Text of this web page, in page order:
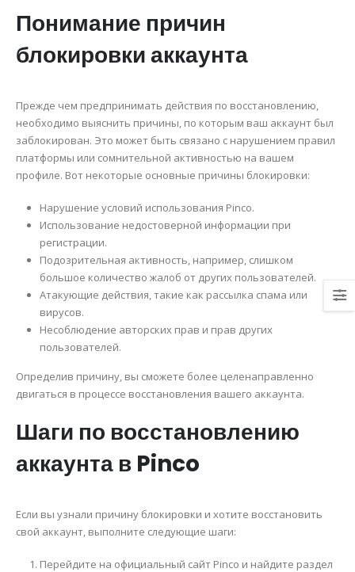
Понимание причин
блокировки аккаунта
Прежде чем предпринимать действия по восстановлению,
необходимо выяснить причины, по которым ваш аккаунт был
заблокирован. Это может быть связано с нарушением правил
платформы или сомнительной активностью на вашем
профиле. Вот некоторые основные причины блокировки:
Нарушение условий использования Pinco.
Использование недостоверной информации при
регистрации.
Подозрительная активность, например, слишком
большое количество жалоб от других пользователей.
Атакующие действия, такие как рассылка спама или
вирусов.
Несоблюдение авторских прав и прав других
пользователей.
Определив причину, вы сможете более целенаправленно
двигаться в процессе восстановления вашего аккаунта.
Шаги по восстановлению
аккаунта в Pinco
Если вы узнали причину блокировки и хотите восстановить
свой аккаунт, выполните следующие шаги:
Перейдите на официальный сайт Pinco и найдите раздел